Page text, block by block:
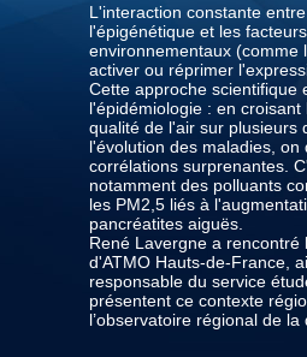
L'interaction constante
l'épigénétique et les facteurs
environnementaux (comme
activer ou réprimer
Cette approche scientifique
l'épidémiologie : en
qualité de l'air sur plusieurs
l'évolution des maladies, on
corrélations surprenantes.
notamment des polluants
les PM2,5 liés à
pancréatites aiguës.
René Lavergne a rencontré
d'ATMO Hauts-de-France,
responsable du service
présentent ce contexte
l’observatoire régional de la